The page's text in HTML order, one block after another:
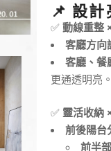
📌 設計
✅動線重整
客廳方向
客廳、餐
更通透明亮。
✅靈活收納
前後陽台
前半